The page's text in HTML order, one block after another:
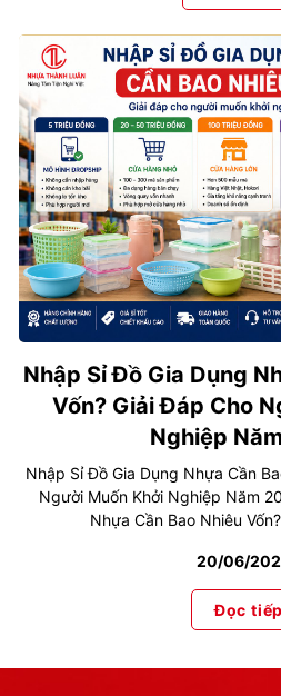
Nhập Sỉ Đồ Gia Dụng
Vốn? Giải Đáp Cho
Nghiệp
Nhập Sỉ Đồ Gia Dụng Nhựa Cần
Người Muốn Khởi Nghiệp Năm
Nhựa Cần Bao Nhiêu
20/06/
Đọc tiếp